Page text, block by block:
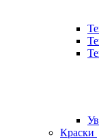
Краски